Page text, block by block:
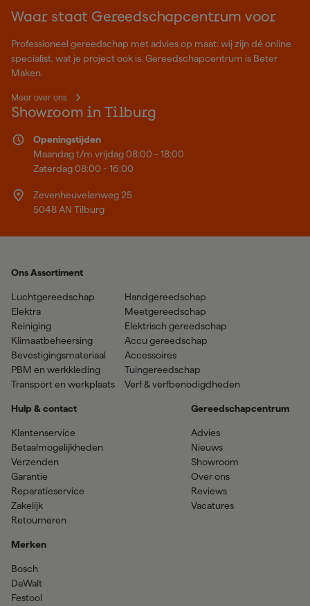
Waar staat Gereedschapcentrum voor
Professioneel gereedschap met advies op maat: wij zijn dé online
specialist, wat je project ook is. Gereedschapcentrum is Beter
Maken.
Meer over ons
Showroom in Tilburg
Openingstijden
Maandag t/m vrijdag 08:00 - 18:00
Zaterdag 08:00 - 16:00
Zevenheuvelenweg 25
5048 AN Tilburg
Ons Assortiment
Luchtgereedschap
Elektra
Reiniging
Klimaatbeheersing
Bevestigingsmateriaal
PBM en werkkleding
Transport en werkplaats
Handgereedschap
Meetgereedschap
Elektrisch gereedschap
Accu gereedschap
Accessoires
Tuingereedschap
Verf & verfbenodigdheden
Hulp & contact
Klantenservice
Betaalmogelijkheden
Verzenden
Garantie
Reparatieservice
Zakelijk
Retourneren
Merken
Bosch
DeWalt
Festool
Gereedschapcentrum
Advies
Nieuws
Showroom
Over ons
Reviews
Vacatures